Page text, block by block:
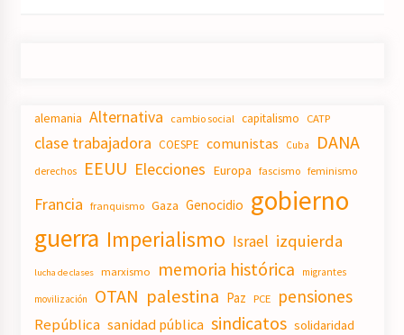
alemania Alternativa cambio social capitalismo CATP
clase trabajadora COESPE comunistas Cuba DANA
derechos EEUU Elecciones Europa fascismo feminismo
Francia franquismo Gaza Genocidio gobierno
guerra Imperialismo Israel izquierda
lucha de clases marxismo memoria histórica migrantes
movilización OTAN palestina Paz PCE pensiones
República sanidad pública sindicatos solidaridad